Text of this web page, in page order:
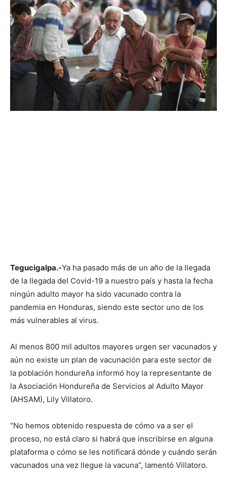
Tegucigalpa.-Ya ha pasado más de un año de la llegada
de la llegada del Covid-19 a nuestro país y hasta la fecha
ningún adulto mayor ha sido vacunado contra la
pandemia en Honduras, siendo este sector uno de los
más vulnerables al virus.
Al menos 800 mil adultos mayores urgen ser vacunados y
aún no existe un plan de vacunación para este sector de
la población hondureña informó hoy la representante de
la Asociación Hondureña de Servicios al Adulto Mayor
(AHSAM), Lily Villatoro.
“No hemos obtenido respuesta de cómo va a ser el
proceso, no está claro si habrá que inscribirse en alguna
plataforma o cómo se les notificará dónde y cuándo serán
vacunados una vez llegue la vacuna”, lamentó Villatoro.